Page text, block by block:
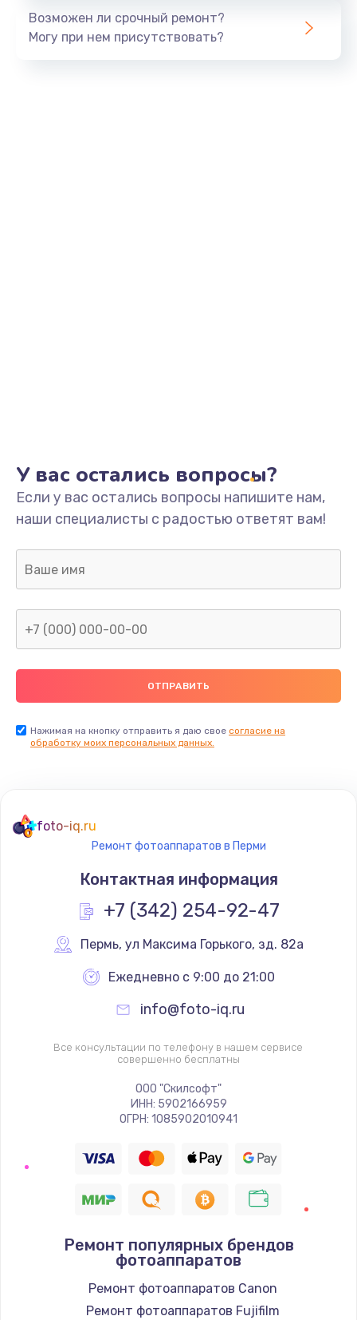
Возможен ли срочный ремонт?
Могу при нем присутствовать?
У вас остались вопросы?
Если у вас остались вопросы напишите нам,
наши специалисты с радостью ответят вам!
Нажимая на кнопку отправить я даю свое согласие на
обработку моих персональных данных.
foto-iq.ru
Ремонт фотоаппаратов в Перми
Контактная информация
+7 (342) 254-92-47
Пермь, ул Максима Горького, зд. 82а
Ежедневно с 9:00 до 21:00
info@foto-iq.ru
Все консультации по телефону в нашем сервисе
совершенно бесплатны
ООО "Скилсофт"
ИНН: 5902166959
ОГРН: 1085902010941
Ремонт популярных брендов
фотоаппаратов
Ремонт фотоаппаратов Canon
Ремонт фотоаппаратов Fujifilm